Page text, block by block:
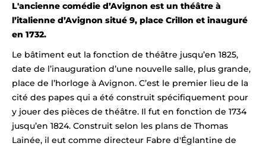
L'ancienne comédie d’Avignon est un théâtre à
l’italienne d’Avignon situé 9, place Crillon et inauguré
en 1732.
Le bâtiment eut la fonction de théâtre jusqu’en 1825,
date de l’inauguration d’une nouvelle salle, plus grande,
place de l’horloge à Avignon. C’est le premier lieu de la
cité des papes qui a été construit spécifiquement pour
y jouer des pièces de théâtre. Il fut en fonction de 1734
jusqu’en 1824. Construit selon les plans de Thomas
Lainée, il eut comme directeur Fabre d'Églantine de